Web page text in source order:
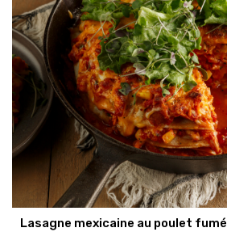
Lasagne mexicaine au poulet fumé